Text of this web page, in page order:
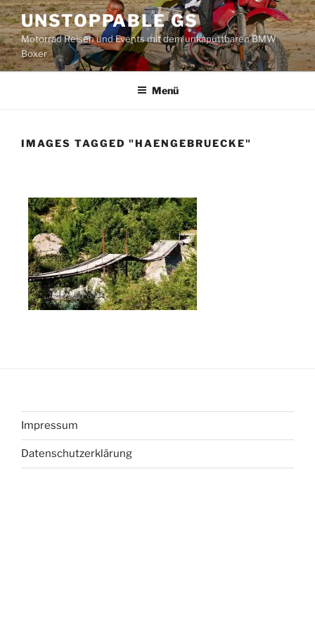
Zum
Inhalt
springen
UNSTOPPABLE GS
Motorrad Reisen und Events mit dem unkaputtbaren BMW
Boxer
Menü
IMAGES TAGGED "HAENGEBRUECKE"
Impressum
Datenschutzerklärung